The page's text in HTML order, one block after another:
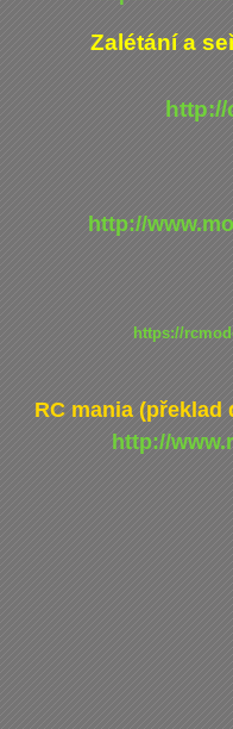
Zalétání a
http://
https://
RC mania
http://